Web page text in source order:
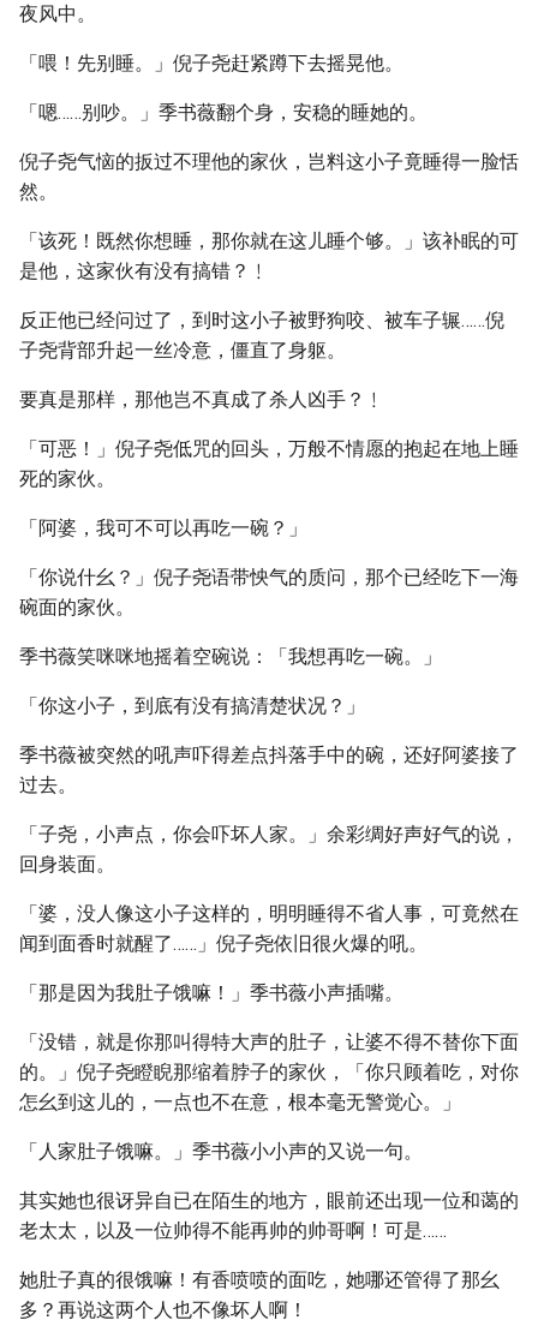
夜风中。
「喂！先别睡。」倪子尧赶紧蹲下去摇晃他。
「嗯……别吵。」季书薇翻个身，安稳的睡她的。
倪子尧气恼的扳过不理他的家伙，岂料这小子竟睡得一脸恬
然。
「该死！既然你想睡，那你就在这儿睡个够。」该补眠的可
是他，这家伙有没有搞错？﹗
反正他已经问过了，到时这小子被野狗咬、被车子辗……倪
子尧背部升起一丝冷意，僵直了身躯。
要真是那样，那他岂不真成了杀人凶手？﹗
「可恶！」倪子尧低咒的回头，万般不情愿的抱起在地上睡
死的家伙。
「阿婆，我可不可以再吃一碗？」
「你说什幺？」倪子尧语带怏气的质问，那个已经吃下一海
碗面的家伙。
季书薇笑咪咪地摇着空碗说：「我想再吃一碗。」
「你这小子，到底有没有搞清楚状况？」
季书薇被突然的吼声吓得差点抖落手中的碗，还好阿婆接了
过去。
「子尧，小声点，你会吓坏人家。」余彩绸好声好气的说，
回身装面。
「婆，没人像这小子这样的，明明睡得不省人事，可竟然在
闻到面香时就醒了……」倪子尧依旧很火爆的吼。
「那是因为我肚子饿嘛！」季书薇小声插嘴。
「没错，就是你那叫得特大声的肚子，让婆不得不替你下面
的。」倪子尧瞪睨那缩着脖子的家伙，「你只顾着吃，对你
怎幺到这儿的，一点也不在意，根本毫无警觉心。」
「人家肚子饿嘛。」季书薇小小声的又说一句。
其实她也很讶异自已在陌生的地方，眼前还出现一位和蔼的
老太太，以及一位帅得不能再帅的帅哥啊！可是……
她肚子真的很饿嘛！有香喷喷的面吃，她哪还管得了那幺
多？再说这两个人也不像坏人啊！